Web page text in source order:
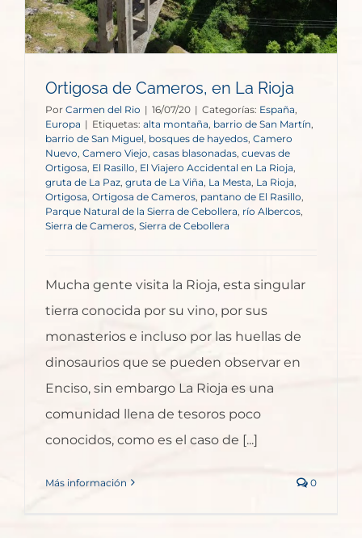
Ortigosa de Cameros, en La Rioja
Por Carmen del Rio | 16/07/20 | Categorías: España
Europa | Etiquetas: alta montaña barrio de San Martín
barrio de San Miguel bosques de hayedos, Camero
Nuevo Camero Viejo casas blasonadas cuevas de
Ortigosa, El Rasillo El Viajero Accidental en La Rioja
gruta de La Paz, gruta de La Viña La Mesta, La Rioja,
Ortigosa Ortigosa de Cameros, pantano de El Rasillo,
Parque Natural de la Sierra de Cebollera río Albercos
Sierra de Cameros Sierra de Cebollera
Mucha gente visita la Rioja, esta singular
tierra conocida por su vino, por sus
monasterios e incluso por las huellas de
dinosaurios que se pueden observar en
Enciso, sin embargo La Rioja es una
comunidad llena de tesoros poco
conocidos, como es el caso de [...]
Más información 0